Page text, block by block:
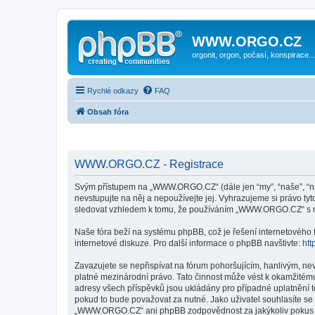
WWW.ORGO.CZ
orgonit, orgon, počasí, konspirace...
Rychlé odkazy FAQ
Obsah fóra
WWW.ORGO.CZ - Registrace
Svým přístupem na „WWW.ORGO.CZ“ (dále jen “my”,
nevstupujte na něj a nepoužívejte jej. Vyhrazujeme si právo
sledovat vzhledem k tomu, že používáním „WWW.ORGO.CZ“
Naše fóra beží na systému phpBB, což je řešení
internetové diskuze. Pro další informace o phpBB navštivte:
Zavazujete se nepřispívat na fórum pohoršujícím, hanlivým,
platné mezinárodní právo. Tato činnost může vést k
adresy všech příspěvků jsou ukládány pro případné uplatnění
pokud to bude považovat za nutné. Jako uživatel souhlasíte
„WWW.ORGO.CZ“ ani phpBB zodpovědnost za jakýkoliv